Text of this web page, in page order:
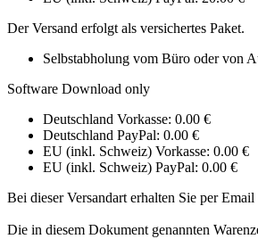
Der Versand erfolgt als versichertes Paket.
Selbstabholung vom Büro oder von
Software Download only
Deutschland Vorkasse: 0.00 €
Deutschland PayPal: 0.00 €
EU (inkl. Schweiz) Vorkasse: 0.00 €
EU (inkl. Schweiz) PayPal: 0.00 €
Bei dieser Versandart erhalten Sie per
Die in diesem Dokument genannten